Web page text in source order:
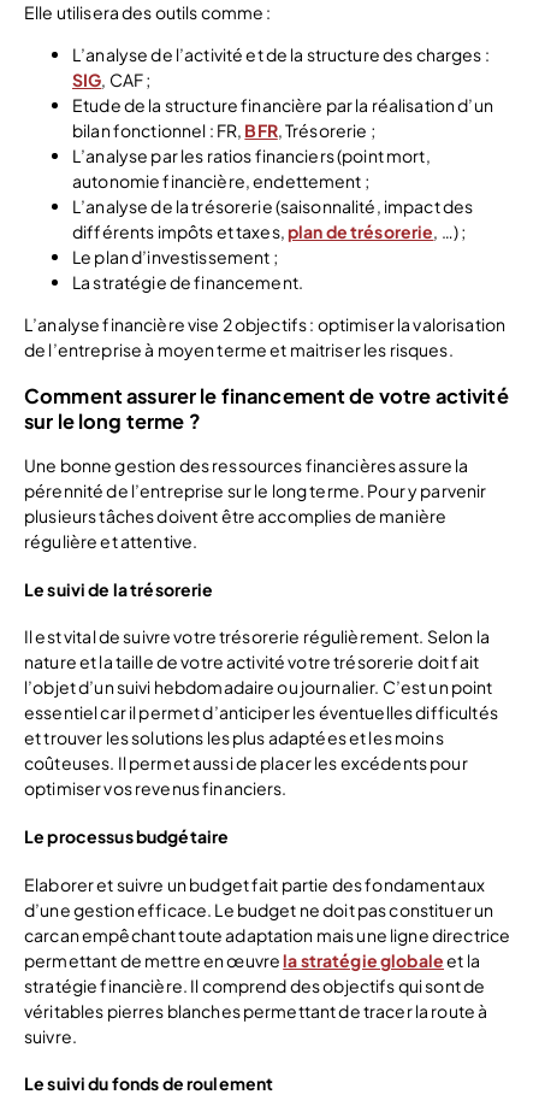
Elle utilisera des outils comme :
L’analyse de l’activité et de la structure des charges :
SIG, CAF ;
Etude de la structure financière par la réalisation d’un
bilan fonctionnel : FR, BFR, Trésorerie ;
L’analyse par les ratios financiers (point mort,
autonomie financière, endettement ;
L’analyse de la trésorerie (saisonnalité, impact des
différents impôts et taxes,plan de trésorerie, …) ;
Le plan d’investissement ;
La stratégie de financement.
L’analyse financière vise 2 objectifs : optimiser la valorisation
de l’entreprise à moyen terme et maitriser les risques.
Comment assurer le financement de votre activité
sur le long terme ?
Une bonne gestion des ressources financières assure la
pérennité de l’entreprise sur le long terme. Pour y parvenir
plusieurs tâches doivent être accomplies de manière
régulière et attentive.
Le suivi de la trésorerie
Il est vital de suivre votre trésorerie régulièrement. Selon la
nature et la taille de votre activité votre trésorerie doit fait
l’objet d’un suivi hebdomadaire ou journalier. C’est un point
essentiel car il permet d’anticiper les éventuelles difficultés
et trouver les solutions les plus adaptées et les moins
coûteuses. Il permet aussi de placer les excédents pour
optimiser vos revenus financiers.
Le processus budgétaire
Elaborer et suivre un budget fait partie des fondamentaux
d’une gestion efficace. Le budget ne doit pas constituer un
carcan empêchant toute adaptation mais une ligne directrice
permettant de mettre en œuvrela stratégie globaleet la
stratégie financière. Il comprend des objectifs qui sont de
véritables pierres blanches permettant de tracer la route à
suivre.
Le suivi du fonds de roulement